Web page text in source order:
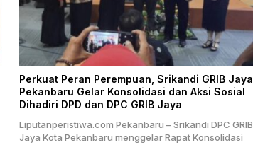
Perkuat Peran Perempuan, Srikandi GRIB Jaya
Pekanbaru Gelar Konsolidasi dan Aksi Sosial
Dihadiri DPD dan DPC GRIB Jaya
Liputanperistiwa.com Pekanbaru – Srikandi DPC GRIB
Jaya Kota Pekanbaru menggelar Rapat Konsolidasi